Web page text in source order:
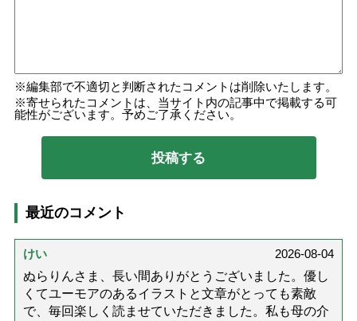
編集部で不適切と判断されたコメントは削除いたします。
寄せられたコメントは、当サイト内の記事中で掲載する可
能性がございます。予めご了承ください。
最近のコメント
けい
2026-08-04
ぬらりんさま、長い間ありがとうございました。優し
くてユーモアのあるイラストと文章がとっても素敵
で、毎回楽しく読ませていただきました。私も母の介